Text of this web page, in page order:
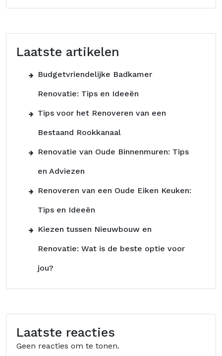
Laatste artikelen
Budgetvriendelijke Badkamer
Renovatie: Tips en Ideeën
Tips voor het Renoveren van een
Bestaand Rookkanaal
Renovatie van Oude Binnenmuren: Tips
en Adviezen
Renoveren van een Oude Eiken Keuken:
Tips en Ideeën
Kiezen tussen Nieuwbouw en
Renovatie: Wat is de beste optie voor
jou?
Laatste reacties
Geen reacties om te tonen.